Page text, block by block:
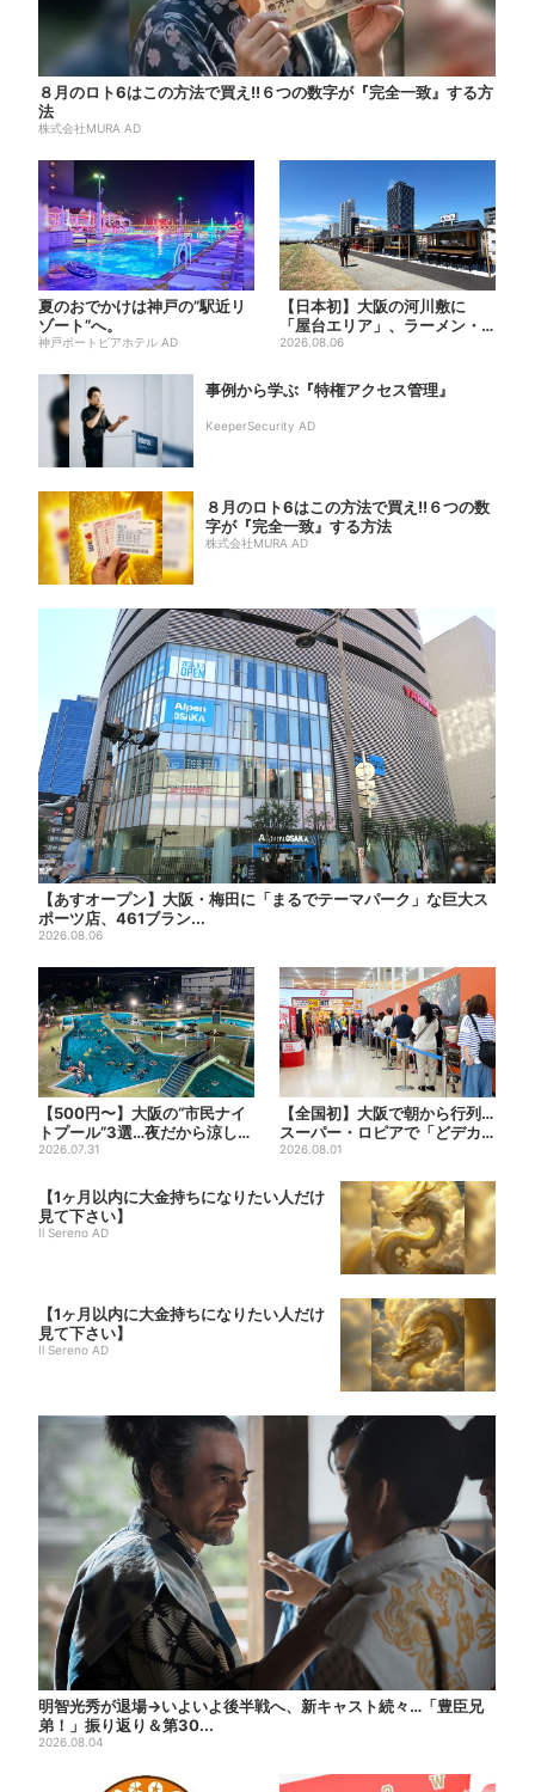
８月のロト6はこの方法で買え!!６つの数字が『完全一致』する方
法
株式会社MURA AD
夏のおでかけは神戸の”駅近リ
ゾート”へ。
神戸ポートピアホテル AD
【日本初】大阪の河川敷に
「屋台エリア」、ラーメン・
焼肉・しゃぶしゃぶ・カフェ
2026.08.06
事例から学ぶ『特権アクセス管理』
KeeperSecurity AD
８月のロト6はこの方法で買え!!６つの数
字が『完全一致』する方法
株式会社MURA AD
【あすオープン】大阪・梅田に「まるでテーマパーク」な巨大ス
ポーツ店、461ブラン...
2026.08.06
【500円〜】大阪の“市民ナイ
トプール”3選…夜だから涼しい
＆コスパ最強
2026.07.31
【全国初】大阪で朝から行列…
スーパー・ロピアで「どデカ
抽選会」、開始30分で“1...
2026.08.01
【1ヶ月以内に大金持ちになりたい人だけ
見て下さい】
Il Sereno AD
【1ヶ月以内に大金持ちになりたい人だけ
見て下さい】
Il Sereno AD
明智光秀が退場→いよいよ後半戦へ、新キャスト続々…「豊臣兄
弟！」振り返り＆第30...
2026.08.04